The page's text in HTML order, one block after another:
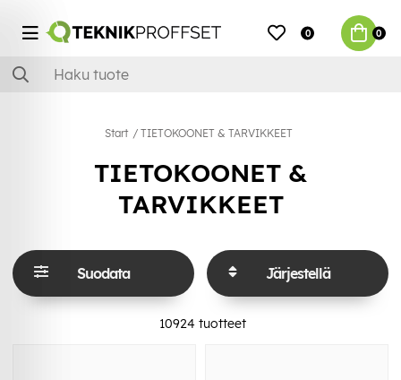
0 0
Start TIETOKOONET & TARVIKKEET
TIETOKOONET &
TARVIKKEET
Suodata Järjestellä
10924 tuotteet